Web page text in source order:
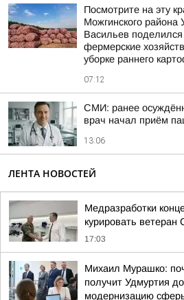
Посмотрите на эту
Можгинского района
Васильев
фермерские
уборке раннего
07:12
СМИ: ранее
врач начал приём
13:06
ЛЕНТА НОВОСТЕЙ
Медразработки
курировать
17:03
Михаил Мурашко:
получит Удмуртия
модернизацию